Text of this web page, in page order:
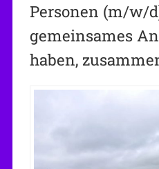
Personen (m/w/
gemeinsames
haben,